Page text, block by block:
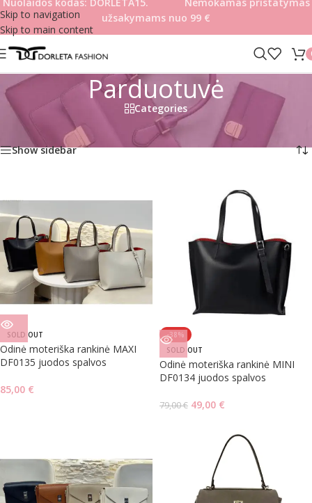
Skip to navigation
Skip to main content
užsakymams nuo 99 €
Parduotuvė
Categories
Pradžia
Parduotuvė Rodoma 1–30 iš 159
Show sidebar
SOLD OUT
Odinė moteriška rankinė MAXI
DF0135 juodos spalvos
85,00 €
-38%
SOLD OUT
Odinė moteriška rankinė MINI
DF0134 juodos spalvos
79,00€ 49,00 €